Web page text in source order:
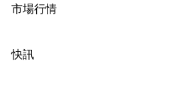
市場行情
快訊